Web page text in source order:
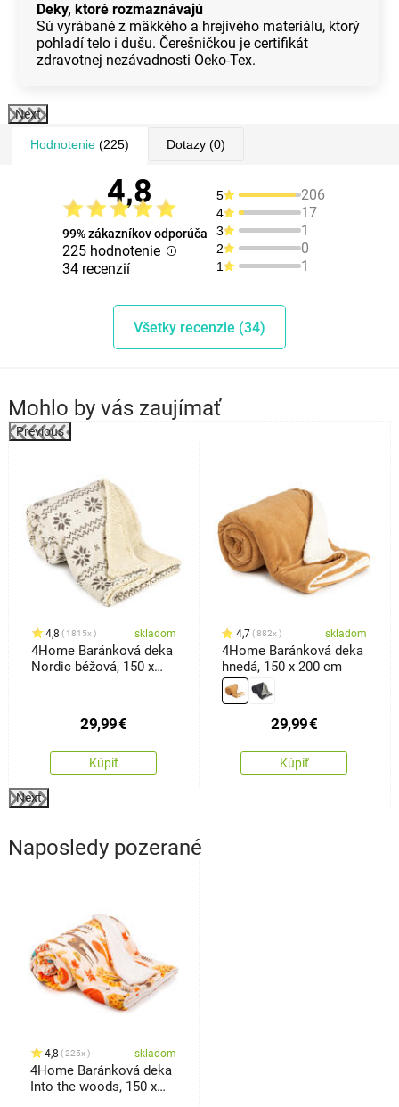
Deky, ktoré rozmaznávajú
Sú vyrábané z mäkkého a hrejivého materiálu, ktorý
pohladí telo i dušu. Čerešničkou je certifikát
zdravotnej nezávadnosti Oeko-Tex.
Next
Hodnotenie(225) Dotazy(0)
4,8
99% zákazníkov odporúča
225 hodnotenie
34 recenzií
5 206
4 17
3 1
2 0
1 1
Všetky recenzie (34)
Mohlo by vás zaujímať
Previous
4,8 1815x skladom
4Home Baránková deka
Nordic béžová, 150 x
29,99€
Kúpiť
4,7 882x skladom
4Home Baránková deka
hnedá, 150 x 200 cm
29,99€
Kúpiť
Next
Naposledy pozerané
4,8 225x skladom
4Home Baránková deka
Into the woods, 150 x